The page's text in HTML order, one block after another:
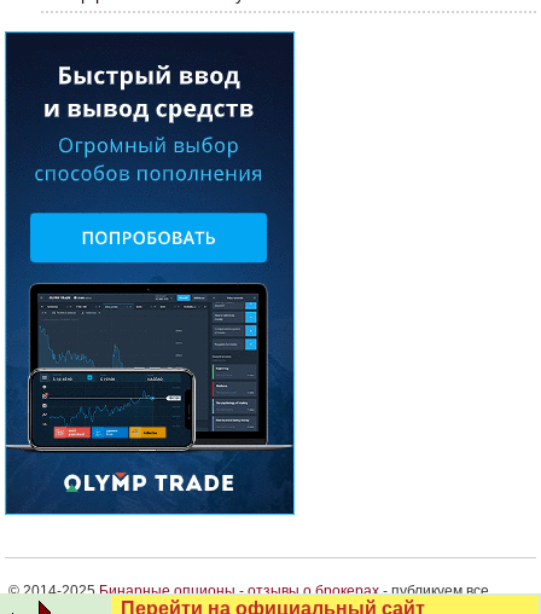
Перейти на официальный сайт
© 2014-2025Бинарные опционы - отзывы о брокерах- публикуем все